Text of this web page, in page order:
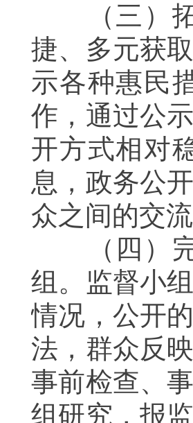
（三）
捷、多元获
示各种惠民
作，通过公
开方式相对
息，政务公
众之间的交流
（四）
组。监督小
情况，公开
法，群众反
事前检查、
组研究，报